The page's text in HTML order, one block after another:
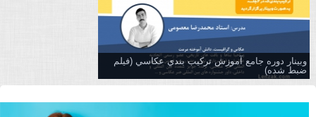
وبینار دوره جامع آموزش تركيب بندي عكاسي (فیلم
ضبط شده)